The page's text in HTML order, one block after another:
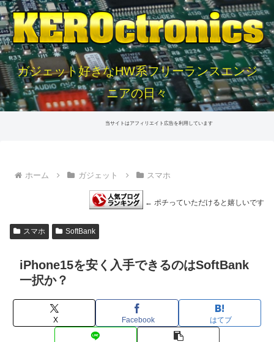
ガジェット好きなHW系フリーランスエンジ
ニアの日々
当サイトはアフィリエイト広告を利用しています
ホーム ガジェット スマホ
← ポチっていただけると嬉しいです
スマホ SoftBank
iPhone15を安く入手できるのはSoftBank
一択か？
X Facebook はてブ